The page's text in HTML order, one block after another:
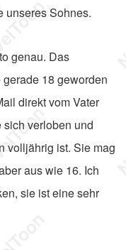
unseres Sohnes.
genau. Das
18 geworden
direkt vom Vater
verloben und
volljährig ist. Sie mag
aus wie 16. Ich
sie ist eine sehr